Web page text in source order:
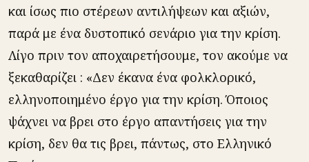
και ίσως πιο στέρεων αντιλήψεων και αξιών,
παρά με ένα δυστοπικό σενάριο για την κρίση.
Λίγο πριν τον αποχαιρετήσουμε, τον ακούμε να
ξεκαθαρίζει : «Δεν έκανα ένα φολκλορικό,
ελληνοποιημένο έργο για την κρίση. Όποιος
ψάχνει να βρει στο έργο απαντήσεις για την
κρίση, δεν θα τις βρει, πάντως, στο Ελληνικό